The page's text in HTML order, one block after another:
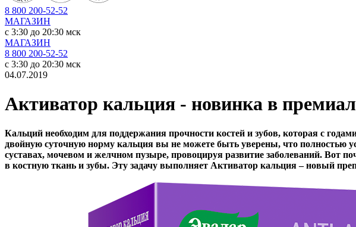
8 800 200-52-52
МАГАЗИН
c 3:30 до 20:30 мск
МАГАЗИН
8 800 200-52-52
c 3:30 до 20:30 мск
04.07.2019
Активатор кальция - новинка в
Кальций необходим для поддержания прочности костей и зубов, которая с
двойную суточную норму кальция вы не можете быть уверены, что полностью
суставах, мочевом и желчном пузыре, провоцируя развитие заболеваний. Вот
в костную ткань и зубы. Эту задачу выполняет Активатор кальция – новый